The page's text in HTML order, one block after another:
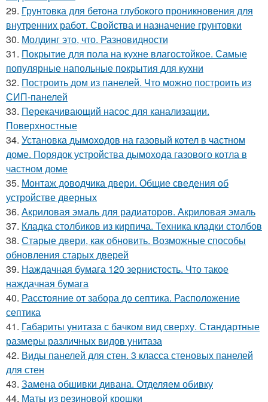
29. Грунтовка для бетона глубокого проникновения для
внутренних работ. Свойства и назначение грунтовки
30. Молдинг это, что. Разновидности
31. Покрытие для пола на кухне влагостойкое. Самые
популярные напольные покрытия для кухни
32. Построить дом из панелей. Что можно построить из
СИП-панелей
33. Перекачивающий насос для канализации.
Поверхностные
34. Установка дымоходов на газовый котел в частном
доме. Порядок устройства дымохода газового котла в
частном доме
35. Монтаж доводчика двери. Общие сведения об
устройстве дверных
36. Акриловая эмаль для радиаторов. Акриловая эмаль
37. Кладка столбиков из кирпича. Техника кладки столбов
38. Старые двери, как обновить. Возможные способы
обновления старых дверей
39. Наждачная бумага 120 зернистость. Что такое
наждачная бумага
40. Расстояние от забора до септика. Расположение
септика
41. Габариты унитаза с бачком вид сверху. Стандартные
размеры различных видов унитаза
42. Виды панелей для стен. 3 класса стеновых панелей
для стен
43. Замена обшивки дивана. Отделяем обивку
44. Маты из резиновой крошки